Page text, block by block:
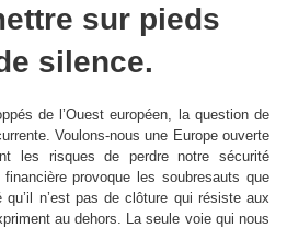
sur pieds
silence.
de l’Ouest européen, la question de
Voulons-nous une Europe ouverte
les risques de perdre notre sécurité
provoque les soubresauts que
qu’il n’est pas de clôture qui résiste aux
au dehors. La seule voie qui nous